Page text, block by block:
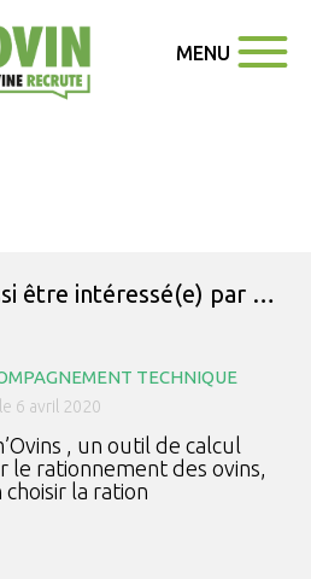
MENU
être intéressé(e) par …
TECHNIQUE
6 avril 2020
, un outil de calcul
le rationnement des ovins,
choisir la ration